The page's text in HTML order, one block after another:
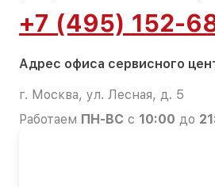
+7 (495) 152-
Адрес офиса сервисного
г. Москва, ул. Лесная, д. 5
Работаем ПН-ВС с 10:00 до